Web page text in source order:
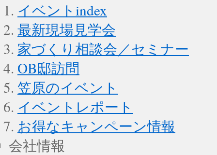
イベントindex
最新現場見学会
家づくり相談会／セミナー
OB邸訪問
笠原のイベント
イベントレポート
お得なキャンペーン情報
会社情報